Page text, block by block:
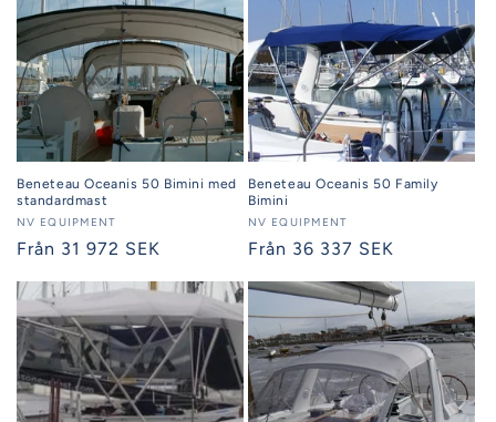
Beneteau Oceanis 50 Bimini med
standardmast
Säljare:
NV EQUIPMENT
Ordinarie
Från 31 972 SEK
Beneteau Oceanis 50 Family
Bimini
Säljare:
NV EQUIPMENT
Ordinarie
Från 36 337 SEK